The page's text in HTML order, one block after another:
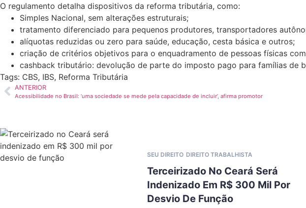
O regulamento detalha dispositivos da reforma tributária, como:
Simples Nacional, sem alterações estruturais;
tratamento diferenciado para pequenos produtores, transportadores
alíquotas reduzidas ou zero para saúde, educação, cesta básica e outros;
criação de critérios objetivos para o enquadramento de pessoas físicas
cashback tributário: devolução de parte do imposto pago para famílias de
Tags: CBS, IBS, Reforma Tributária
ANTERIOR
Acessibilidade no Brasil: ‘uma sociedade se mede pela capacidade de incluir’, afirma promotor
SEU DIREITO DIREITO TRABALHISTA
Terceirizado No Ceará Será
Indenizado Em R$ 300 Mil Por
Desvio De Função